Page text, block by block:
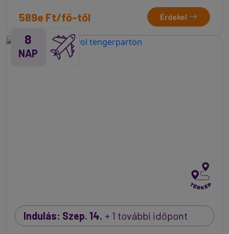
589e Ft/fő-től Érdekel
8
NAP
Indulás: Szep. 14. + 1 további időpont